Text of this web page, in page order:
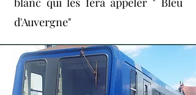
d'Auvergne"